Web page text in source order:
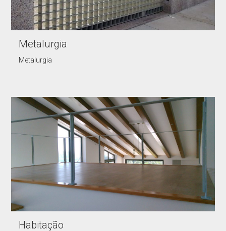
Metalurgia
Metalurgia
Habitação